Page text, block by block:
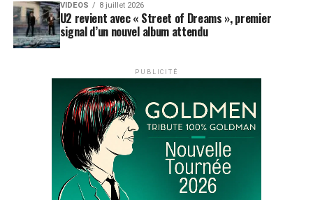
VIDEOS 8 juillet 2026
U2 revient avec « Street of Dreams », premier
signal d’un nouvel album attendu
PUBLICITÉ